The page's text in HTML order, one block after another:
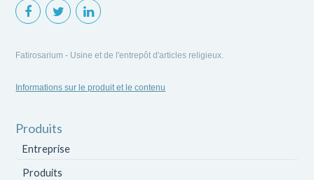
Fatirosarium - Usine et de l'entrepôt d'articles religieux.
Informations sur le produit et le contenu
Produits
Entreprise
Produits